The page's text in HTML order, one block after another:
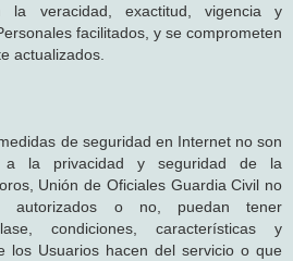
la veracidad, exactitud, vigencia y
facilitados, y se comprometen
actualizados.
de seguridad en Internet no son
a la privacidad y seguridad de la
Unión de Oficiales Guardia Civil no
autorizados o no, puedan tener
condiciones, características y
los Usuarios hacen del servicio o que